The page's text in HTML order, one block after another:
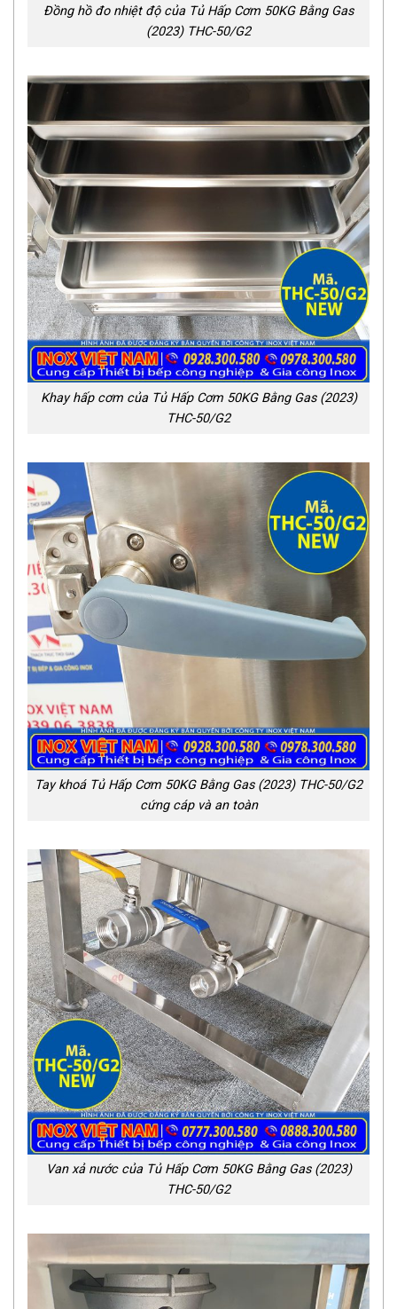
Đồng hồ đo nhiệt độ của Tủ Hấp Cơm 50KG Bằng Gas
(2023) THC-50/G2
Khay hấp cơm của Tủ Hấp Cơm 50KG Bằng Gas (2023)
THC-50/G2
Tay khoá Tủ Hấp Cơm 50KG Bằng Gas (2023) THC-50/G2
cứng cáp và an toàn
Van xả nước của Tủ Hấp Cơm 50KG Bằng Gas (2023)
THC-50/G2